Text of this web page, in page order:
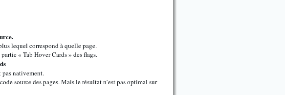
lequel correspond à quelle page.
« Tab Hover Cards » des flags.
pas nativement.
source des pages. Mais le résultat n’est pas optimal sur